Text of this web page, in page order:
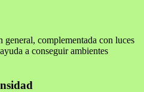
complementada con luces
a conseguir ambientes